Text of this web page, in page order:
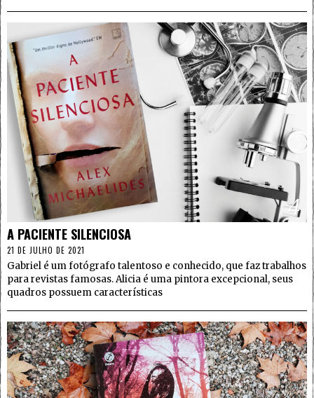
4
A PACIENTE SILENCIOSA
21 DE JULHO DE 2021
Gabriel é um fotógrafo talentoso e conhecido, que faz trabalhos
para revistas famosas. Alicia é uma pintora excepcional, seus
quadros possuem características